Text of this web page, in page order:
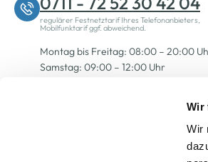
Wir
Wir
regulärer Festnetztarif Ihres Telefonanbieters,
Mobilfunktarif ggf. abweichend.
Montag bis Freitag: 08:00 – 20:00
Samstag: 09:00 – 12:00 Uhr